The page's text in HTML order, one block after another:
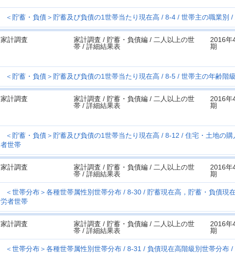
＜貯蓄・負債＞貯蓄及び負債の1世帯当たり現在高 8-4 世帯主の職業別
家計調査
家計調査 / 貯蓄・負債編 / 二人以上の世
帯 / 詳細結果表
2016年
期
＜貯蓄・負債＞貯蓄及び負債の1世帯当たり現在高 8-5 世帯主の年齢階
家計調査
家計調査 / 貯蓄・負債編 / 二人以上の世
帯 / 詳細結果表
2016年
期
＜貯蓄・負債＞貯蓄及び負債の1世帯当たり現在高 8-12 住宅・土地の購
者世帯
家計調査
家計調査 / 貯蓄・負債編 / 二人以上の世
帯 / 詳細結果表
2016年
期
＜世帯分布＞各種世帯属性別世帯分布 8-30 貯蓄現在高，貯蓄・負債現
労者世帯
家計調査
家計調査 / 貯蓄・負債編 / 二人以上の世
帯 / 詳細結果表
2016年
期
＜世帯分布＞各種世帯属性別世帯分布 8-31 負債現在高階級別世帯分布